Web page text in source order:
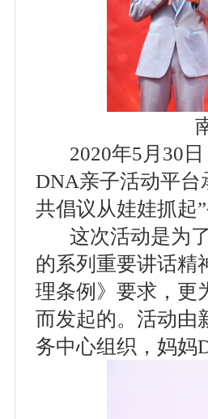
南
2020年5月30日
DNA亲子活动平
共倡议从娃娃抓起
这次活动是为了
的系列重要讲话精
理条例》要求，更
而发起的。活动由
务中心组织，妈妈